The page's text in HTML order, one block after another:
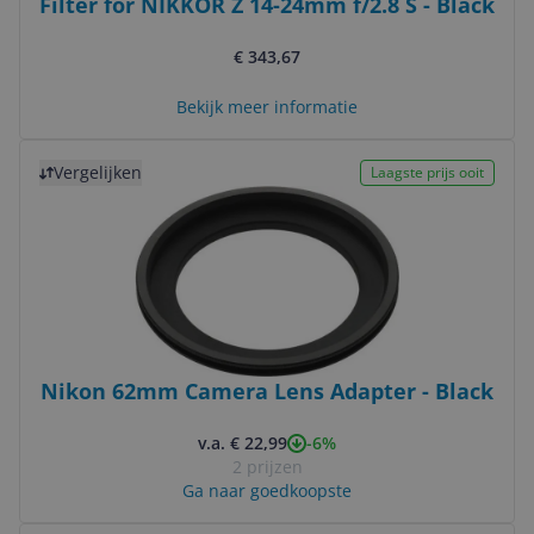
€ 343,67
Bekijk meer informatie
Vergelijken Laagste prijs ooit
Nikon 62mm Camera Lens Adapter - Black
v.a. € 22,99
-6%
2 prijzen
Ga naar goedkoopste